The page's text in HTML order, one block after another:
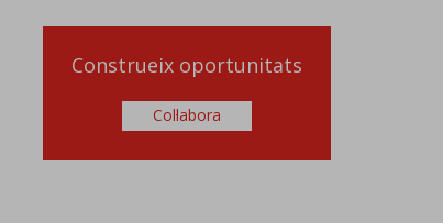
Construeix oportunitats
Col·labora